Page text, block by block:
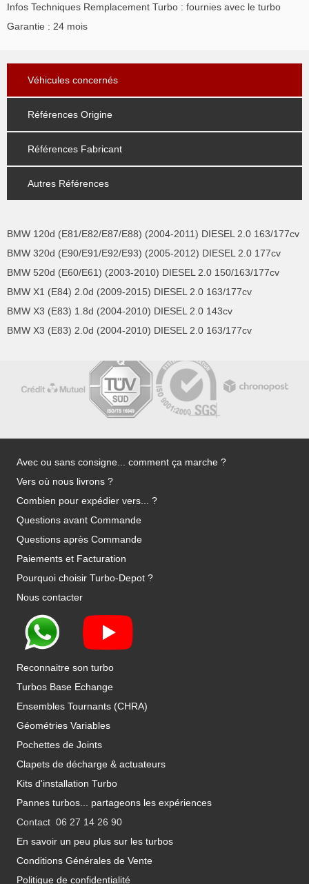
Infos Techniques Remplacement Turbo : fournies avec le turbo
Garantie : 24 mois
Véhicules concernés
Références Origine
Références Fabricant
Autres Références
BMW 120d (E81/E82/E87/E88) (2004-2011) DIESEL 2.0 163/177cv
BMW 320d (E90/E91/E92/E93) (2005-2012) DIESEL 2.0 177cv
BMW 520d (E60/E61) (2003-2010) DIESEL 2.0 150/163/177cv
BMW X1 (E84) 2.0d (2009-2015) DIESEL 2.0 163/177cv
BMW X3 (E83) 1.8d (2004-2010) DIESEL 2.0 143cv
BMW X3 (E83) 2.0d (2004-2010) DIESEL 2.0 163/177cv
Avec ou sans consigne... comment ça marche ?
Vers où nous livrons ?
Combien pour expédier vers... ?
Questions avant Commande
Questions après Commande
Paiements et Facturation
Pourquoi choisir Turbo-Depot ?
Nous contacter
Reconnaitre son turbo
Turbos Base Echange
Ensembles Tournants (CHRA)
Géométries Variables
Pochettes de Joints
Clapets de décharge & actuateurs
Kits d'installation Turbo
Pannes turbos... partageons les expériences
Contact 06 27 14 26 90
En savoir un peu plus sur les turbos
Conditions Générales de Vente
Politique de confidentialité